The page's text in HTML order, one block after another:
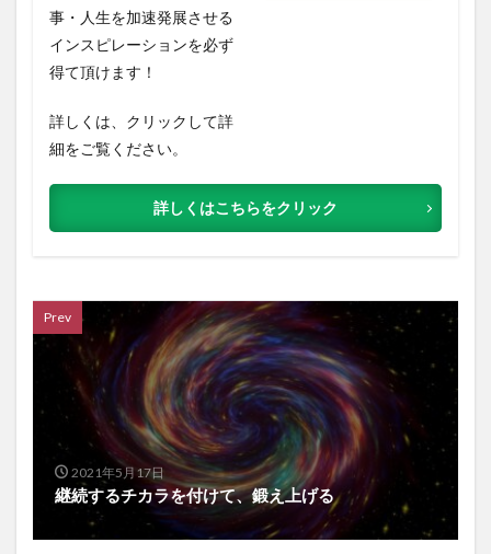
事・人生を加速発展させる
インスピレーションを必ず
得て頂けます！
詳しくは、クリックして詳
細をご覧ください。
詳しくはこちらをクリック
Prev
2021年5月17日
継続するチカラを付けて、鍛え上げる